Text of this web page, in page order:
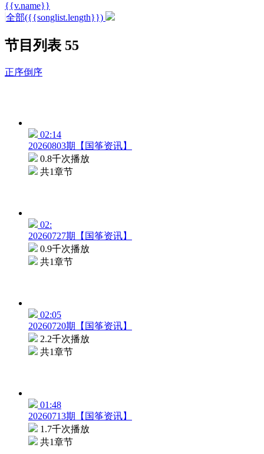
{{v.name}}
全部({{songlist.length}})
节目列表 55
正序倒序
02:14
20260803期【国筝资讯】
0.8千次播放
共1章节
02:
20260727期【国筝资讯】
0.9千次播放
共1章节
02:05
20260720期【国筝资讯】
2.2千次播放
共1章节
01:48
20260713期【国筝资讯】
1.7千次播放
共1章节